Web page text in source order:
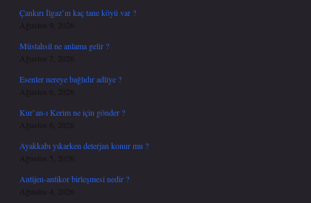
Çankırı İlgaz’ın kaç tane köyü var ?
Ağustos 9, 2026
Müstahsil ne anlama gelir ?
Ağustos 7, 2026
Esenler nereye bağlıdır adliye ?
Ağustos 6, 2026
Kur’an-ı Kerim ne için gönder ?
Ağustos 6, 2026
Ayakkabı yıkarken deterjan konur mu ?
Ağustos 5, 2026
Antijen-antikor birleşmesi nedir ?
Ağustos 4, 2026